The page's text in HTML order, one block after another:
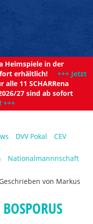
Heimspiele in der
erhältlich! +++ Jetzt
11 SCHARRena
27 sind ab sofort
+++
DVV Pokal CEV
Nationalmannnschaft
Geschrieben von Markus